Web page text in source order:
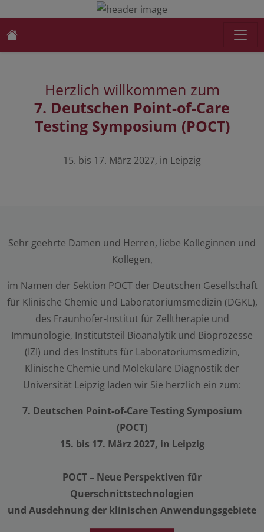
Herzlich willkommen zum
7. Deutschen Point-of-Care
Testing Symposium (POCT)
15. bis 17. März 2027, in Leipzig
Sehr geehrte Damen und Herren, liebe Kolleginnen und
Kollegen,
im Namen der Sektion POCT der Deutschen Gesellschaft
für Klinische Chemie und Laboratoriumsmedizin (DGKL),
des Fraunhofer-Institut für Zelltherapie und
Immunologie, Institutsteil Bioanalytik und Bioprozesse
(IZI) und des Instituts für Laboratoriumsmedizin,
Klinische Chemie und Molekulare Diagnostik der
Universität Leipzig laden wir Sie herzlich ein zum:
7. Deutschen Point-of-Care Testing Symposium
(POCT)
15. bis 17. März 2027, in Leipzig
POCT – Neue Perspektiven für
Querschnittstechnologien
und Ausdehnung der klinischen Anwendungsgebiete